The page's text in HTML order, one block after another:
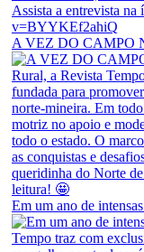
A VEZ DO CAMPO
Em um ano de